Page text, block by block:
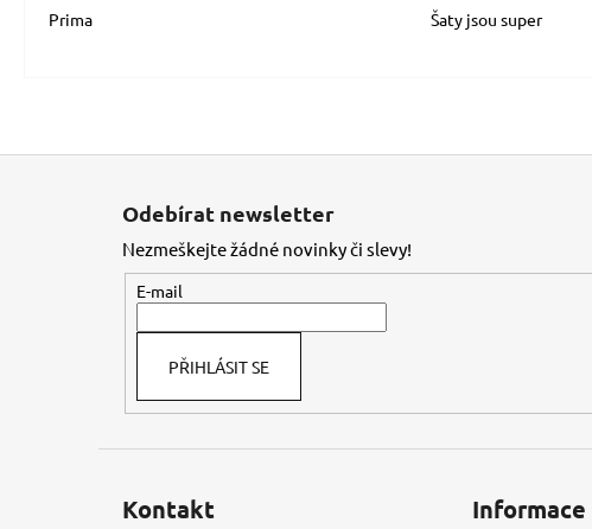
Prima Šaty jsou super
Odebírat newsletter
Nezmeškejte žádné novinky či slevy!
E-mail
PŘIHLÁSIT SE
Kontakt Informace